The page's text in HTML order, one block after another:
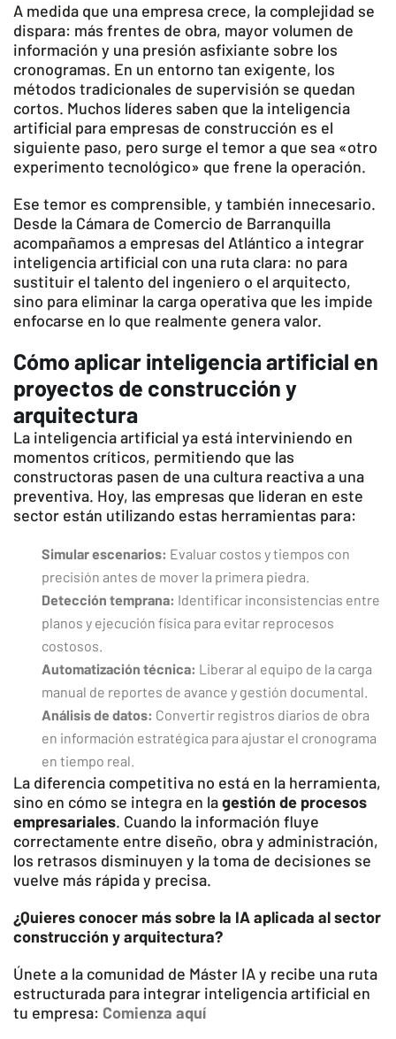
A medida que una empresa crece, la complejidad se
dispara: más frentes de obra, mayor volumen de
información y una presión asfixiante sobre los
cronogramas. En un entorno tan exigente, los
métodos tradicionales de supervisión se quedan
cortos. Muchos líderes saben que la inteligencia
artificial para empresas de construcción es el
siguiente paso, pero surge el temor a que sea «otro
experimento tecnológico» que frene la operación.
Ese temor es comprensible, y también innecesario.
Desde la Cámara de Comercio de Barranquilla
acompañamos a empresas del Atlántico a integrar
inteligencia artificial con una ruta clara: no para
sustituir el talento del ingeniero o el arquitecto,
sino para eliminar la carga operativa que les impide
enfocarse en lo que realmente genera valor.
Cómo aplicar inteligencia artificial en
proyectos de construcción y
arquitectura
La inteligencia artificial ya está interviniendo en
momentos críticos, permitiendo que las
constructoras pasen de una cultura reactiva a una
preventiva. Hoy, las empresas que lideran en este
sector están utilizando estas herramientas para:
Simular escenarios: Evaluar costos y tiempos con
precisión antes de mover la primera piedra.
Detección temprana: Identificar inconsistencias entre
planos y ejecución física para evitar reprocesos
costosos.
Automatización técnica: Liberar al equipo de la carga
manual de reportes de avance y gestión documental.
Análisis de datos: Convertir registros diarios de obra
en información estratégica para ajustar el cronograma
en tiempo real.
La diferencia competitiva no está en la herramienta,
sino en cómo se integra en lagestión de procesos
empresariales. Cuando la información fluye
correctamente entre diseño, obra y administración,
los retrasos disminuyen y la toma de decisiones se
vuelve más rápida y precisa.
¿Quieres conocer más sobre la IA aplicada al sector
construcción y arquitectura?
Únete a la comunidad de Máster IA y recibe una ruta
estructurada para integrar inteligencia artificial en
tu empresa: Comienza aquí